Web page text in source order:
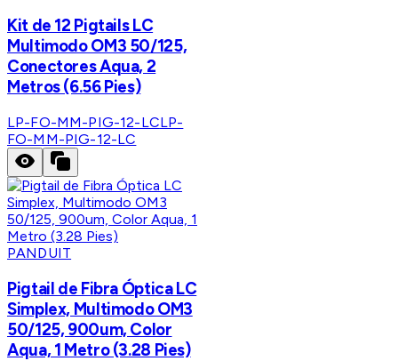
Kit de 12 Pigtails LC
Multimodo OM3 50/125,
Conectores Aqua, 2
Metros (6.56 Pies)
LP-FO-MM-PIG-12-LCLP-
FO-MM-PIG-12-LC
PANDUIT
Pigtail de Fibra Óptica LC
Simplex, Multimodo OM3
50/125, 900um, Color
Aqua, 1 Metro (3.28 Pies)